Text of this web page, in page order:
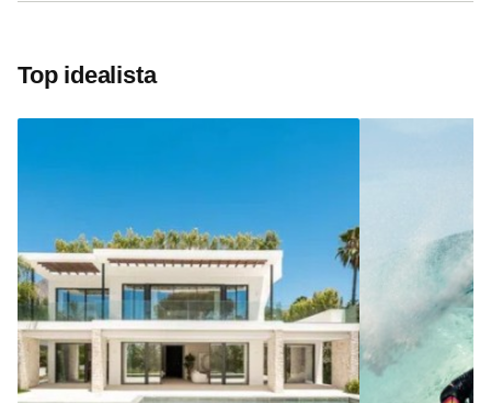
Top idealista